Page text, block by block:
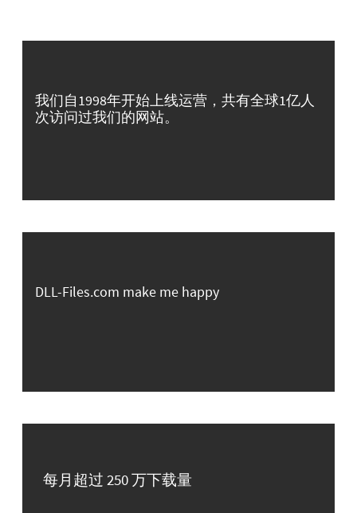
我们自1998年开始上线运营，共有全球1亿人
次访问过我们的网站。
DLL-Files.com make me happy
每月超过 250 万下载量